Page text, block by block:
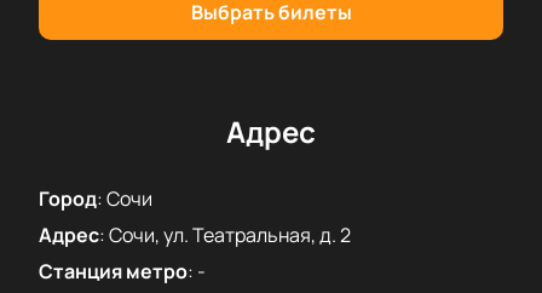
Выбрать билеты
Адрес
Город:Сочи
Адрес:Сочи, ул. Театральная, д. 2
Станция метро: -